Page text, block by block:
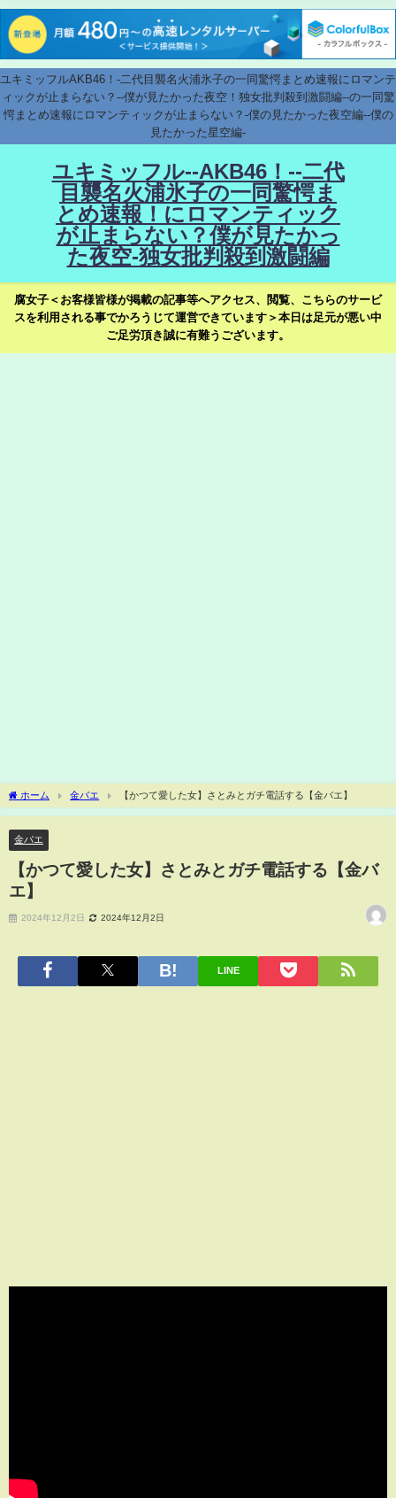
ユキミッフルAKB46！-二代目襲名火浦氷子の一同驚愕まとめ速報にロマンテ
ィックが止まらない？--僕が見たかった夜空！独女批判殺到激闘編--の一同驚
愕まとめ速報にロマンティックが止まらない？-僕の見たかった夜空編--僕の
見たかった星空編-
ユキミッフル--AKB46！--二代
目襲名火浦氷子の一同驚愕ま
とめ速報！にロマンティック
が止まらない？僕が見たかっ
た夜空-独女批判殺到激闘編
腐女子＜お客様皆様が掲載の記事等へアクセス、閲覧、こちらのサービ
スを利用される事でかろうじて運営できています＞本日は足元が悪い中
ご足労頂き誠に有難うございます。
ホーム 金バエ 【かつて愛した女】さとみとガチ電話する【金バエ】
金バエ
【かつて愛した女】さとみとガチ電話する【金バ
エ】
2024年12月2日 2024年12月2日
LINE